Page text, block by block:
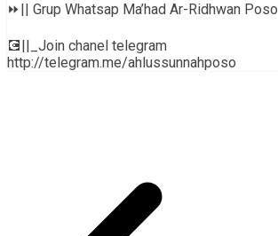
⏩|| Grup Whatsap Ma’had Ar-Ridhwan Poso
💽||_Join chanel telegram
http://telegram.me/ahlussunnahposo